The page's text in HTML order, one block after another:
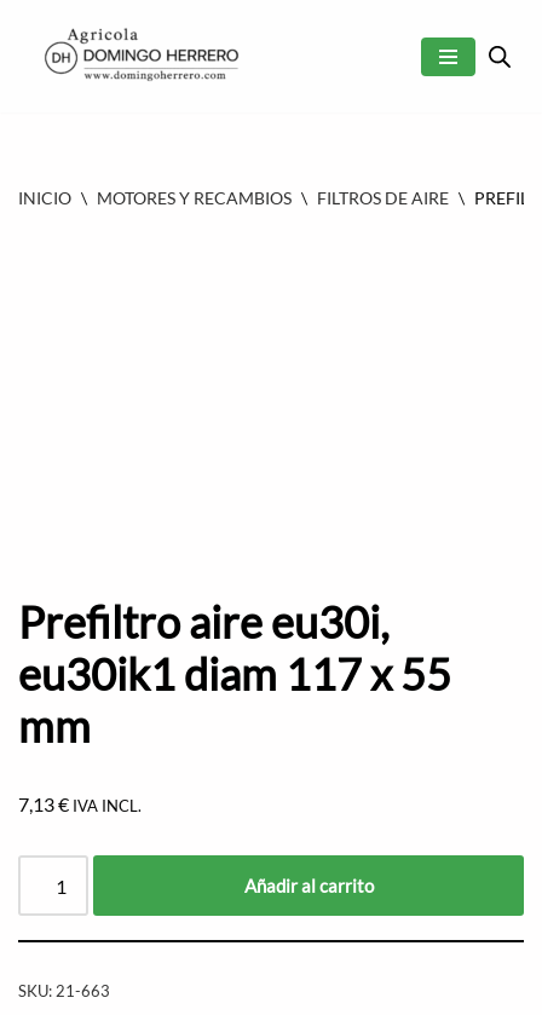
SALTAR
INICIO \ MOTORES Y RECAMBIOS \ FILTROS DE AIRE \
Prefiltro aire eu30i,
eu30ik1 diam 117 x 55
mm
7,13€ IVA INCL.
Añadir al carrito
SKU:21-663